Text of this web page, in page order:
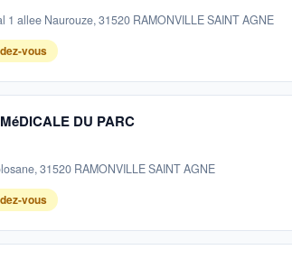
1 allee Naurouze, 31520 RAMONVILLE SAINT AGNE
vous
DU PARC
31520 RAMONVILLE SAINT AGNE
vous